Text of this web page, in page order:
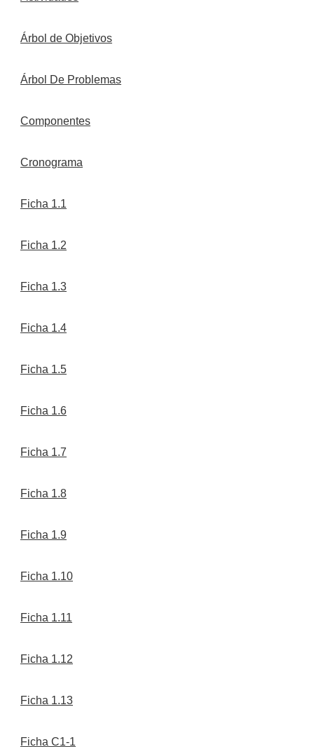
Árbol de Objetivos
Árbol De Problemas
Componentes
Cronograma
Ficha 1.1
Ficha 1.2
Ficha 1.3
Ficha 1.4
Ficha 1.5
Ficha 1.6
Ficha 1.7
Ficha 1.8
Ficha 1.9
Ficha 1.10
Ficha 1.11
Ficha 1.12
Ficha 1.13
Ficha C1-1